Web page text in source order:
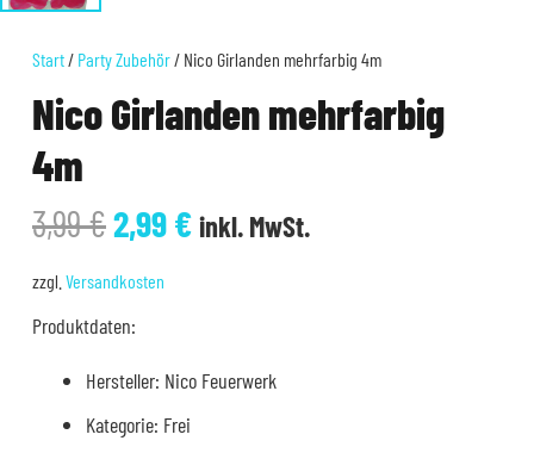
Start/ Party Zubehör/ Nico Girlanden mehrfarbig 4m
Nico Girlanden mehrfarbig
4m
3,99€Ursprünglicher
Preis
war:
3,99 €
2,99€Aktueller
inkl. MwSt.
zzgl. Versandkosten
Produktdaten:
Hersteller: Nico Feuerwerk
Kategorie: Frei